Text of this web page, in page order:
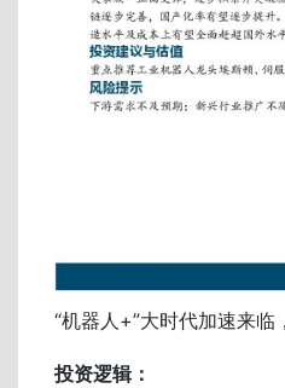
“机器人+”大时代加速来临
投资逻辑：